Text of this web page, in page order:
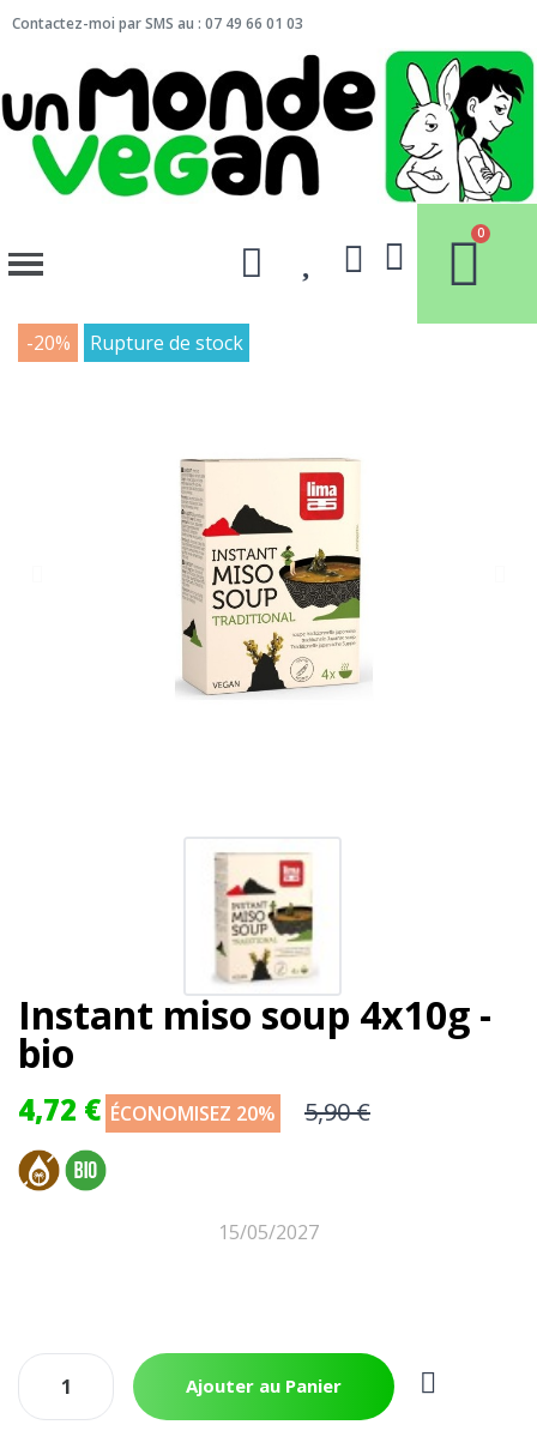
Contactez-moi par SMS au : 07 49 66 01 03
-20% Rupture de stock
Instant miso soup 4x10g -
bio
4,72 € ÉCONOMISEZ 20% 5,90 €
15/05/2027
Ajouter au Panier